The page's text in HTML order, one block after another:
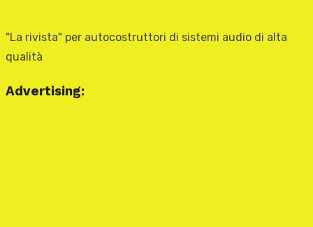
"La rivista" per autocostruttori di sistemi audio di alta
qualità
Advertising: